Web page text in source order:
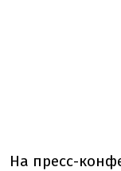
На пресс-